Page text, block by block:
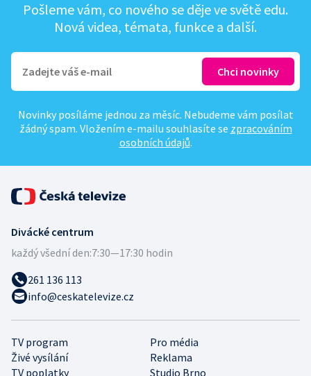
Pošleme vám, co nového se děje ve světě edu.
Nová videa, témata, funkce a další.
Novinky posíláme jednou za měsíc. Nebudeme vám posílat
žádný spam. Vložením e-mailu souhlasíte se zpracováním
osobních údajů.